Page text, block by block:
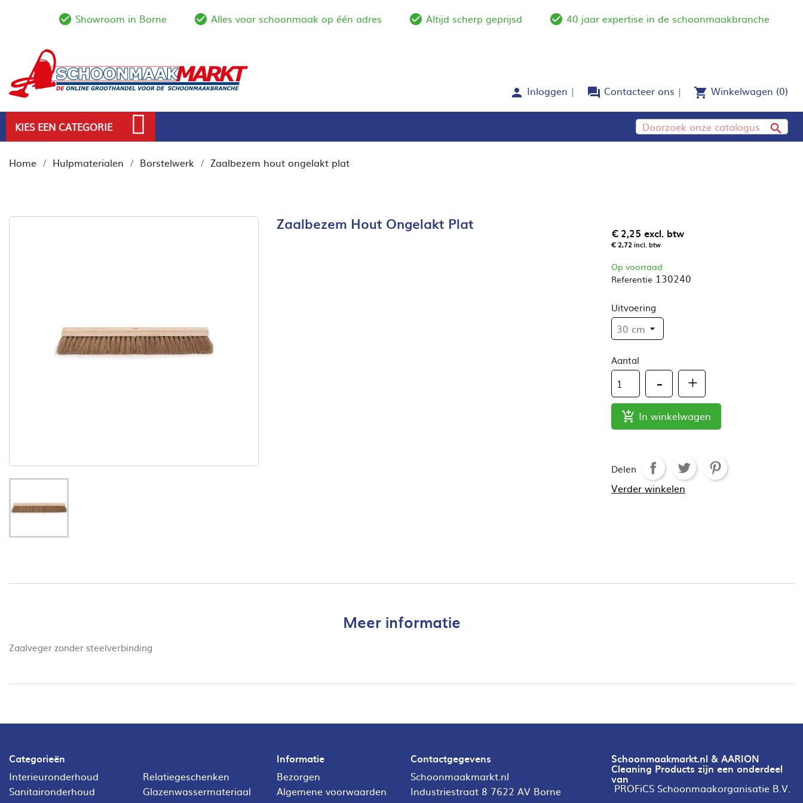
check_circle_outline
Showroom in Borne check_circle_outline
Alles voor schoonmaak op één adres check_circle_outline
Altijd scherp geprijsd check_circle_outline
40 jaar expertise in de schoonmaakbranche
person Inloggen forum Contacteer ons shopping_cart Winkelwagen (0)
KIES EEN CATEGORIE 
Home Hulpmaterialen Borstelwerk Zaalbezem hout ongelakt plat
Zaalbezem Hout Ongelakt Plat € 2,25 excl. btw
€ 2,72 incl. btw
Op voorraad
Referentie 130240
Uitvoering
Aantal
 In winkelwagen
Delen
Verder winkelen
Meer informatie
Zaalveger zonder steelverbinding
Categorieën
Interieuronderhoud
Sanitaironderhoud
Relatiegeschenken
Glazenwassermateriaal
Informatie
Bezorgen
Algemene voorwaarden
Contactgegevens
Schoonmaakmarkt.nl
Industriestraat 8 7622 AV Borne
Schoonmaakmarkt.nl & AARION
Cleaning Products zijn een onderdeel
van
PROFiCS Schoonmaakorganisatie B.V.